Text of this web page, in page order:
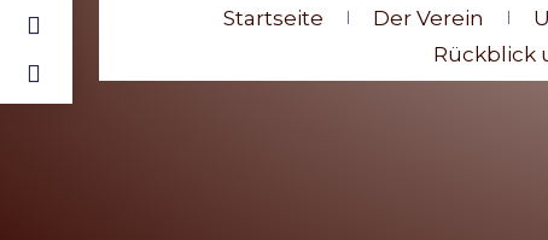
Startseite Der Verein
Rückblick